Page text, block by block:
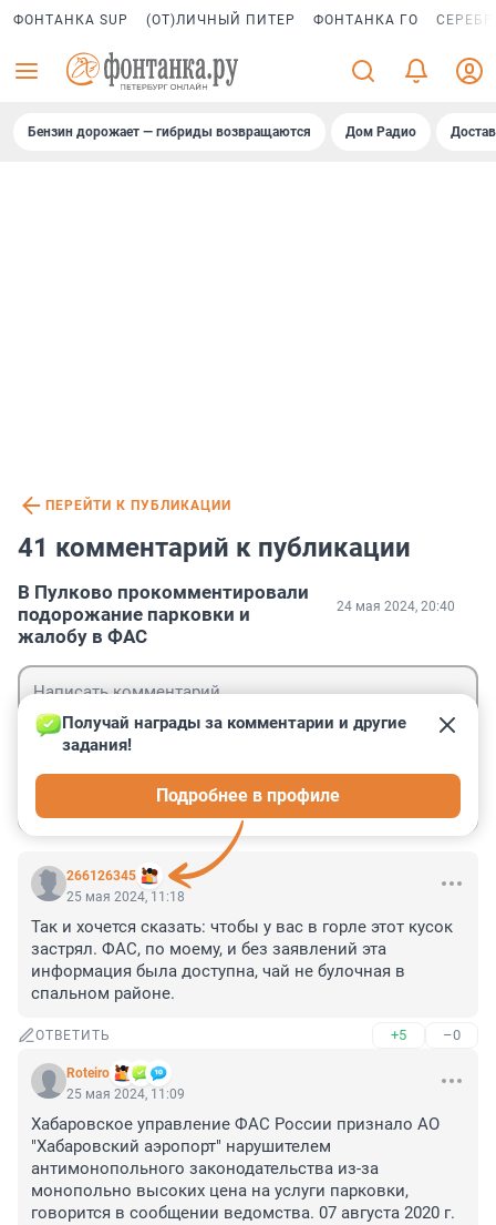
ФОНТАНКА SUP (ОТ)ЛИЧНЫЙ ПИТЕР ФОНТАНКА ГО
Бензин дорожает — гибриды возвращаются Дом Радио
ПЕРЕЙТИ К ПУБЛИКАЦИИ
41 комментарий к публикации
В Пулково прокомментировали
подорожание парковки и
жалобу в ФАС
24 мая 2024, 20:40
266126345
Получай награды за комментарии и другие
задания!
Подробнее в профиле
25 мая 2024, 11:18
Так и хочется сказать: чтобы у вас в горле этот кусок
застрял. ФАС, по моему, и без заявлений эта
информация была доступна, чай не булочная в
спальном районе.
ОТВЕТИТЬ +5 –0
Roteiro
25 мая 2024, 11:09
Хабаровское управление ФАС России признало АО
"Хабаровский аэропорт" нарушителем
антимонопольного законодательства из-за
монопольно высоких цена на услуги парковки,
говорится в сообщении ведомства. 07 августа 2020 г.